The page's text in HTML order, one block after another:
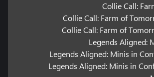
Collie Call:
Collie Call: Farm of
Collie Call: Farm of
Legends Aligned:
Legends Aligned: Minis in
Legends Aligned: Minis in